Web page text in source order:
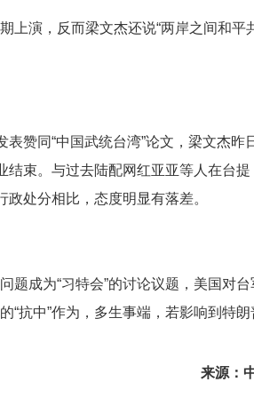
上演，反而梁文杰还说“两岸之间和平
赞同“中国武统台湾”论文，梁文杰昨
结束。与过去陆配网红亚亚等人在台提
处分相比，态度明显有落差。
题成为“习特会”的讨论议题，美国对台
“抗中”作为，多生事端，若影响到特朗
来源：